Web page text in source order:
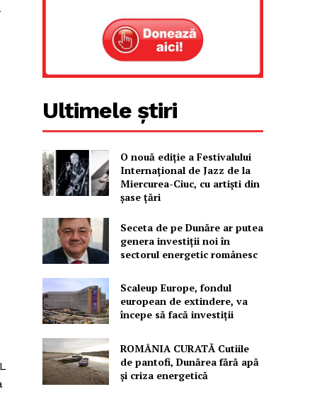
Ultimele știri
O nouă ediţie a Festivalului
Internaţional de Jazz de la
Miercurea-Ciuc, cu artişti din
şase ţări
Seceta de pe Dunăre ar putea
genera investiții noi în
sectorul energetic românesc
Scaleup Europe, fondul
european de extindere, va
începe să facă investiții
ROMÂNIA CURATĂ Cutiile
de pantofi, Dunărea fără apă
și criza energetică